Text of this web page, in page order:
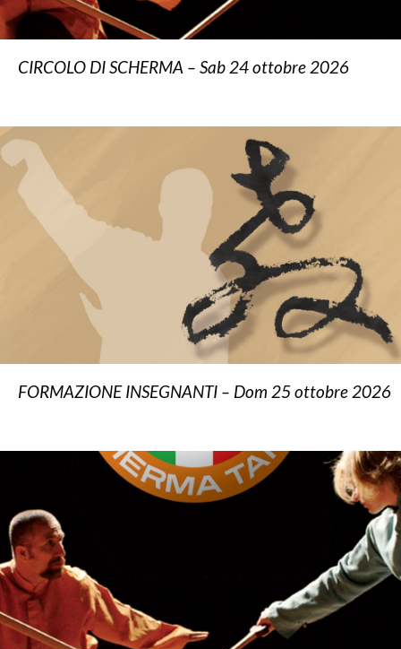
CIRCOLO DI SCHERMA – Sab 24 ottobre 2026
FORMAZIONE INSEGNANTI – Dom 25 ottobre 2026